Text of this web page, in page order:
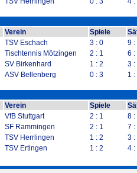
Verein Spiele
TSV Eschach 3 : 0 9 :
Tischtennis Mötzingen 2 : 1 6 :
SV Birkenhard 1 : 2 3 :
ASV Bellenberg 0 : 3 1 :
Verein Spiele
VfB Stuttgart 2 : 1 8 :
SF Rammingen 2 : 1 7 :
TSV Herrlingen 1 : 2 3 :
TSV Ertingen 1 : 2 4 :